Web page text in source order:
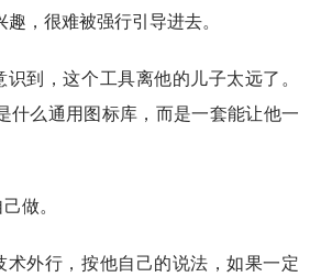
，很难被强行引导进去。
到，这个工具离他的儿子太远了。
什么通用图标库，而是一套能让他一
做。
术外行，按他自己的说法，如果一定